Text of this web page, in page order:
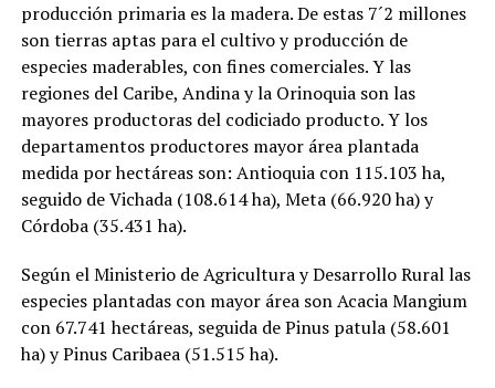
producción primaria es la madera. De estas 7´2 millones
son tierras aptas para el cultivo y producción de
especies maderables, con fines comerciales. Y las
regiones del Caribe, Andina y la Orinoquia son las
mayores productoras del codiciado producto. Y los
departamentos productores mayor área plantada
medida por hectáreas son: Antioquia con 115.103 ha,
seguido de Vichada (108.614 ha), Meta (66.920 ha) y
Córdoba (35.431 ha).
Según el Ministerio de Agricultura y Desarrollo Rural las
especies plantadas con mayor área son Acacia Mangium
con 67.741 hectáreas, seguida de Pinus patula (58.601
ha) y Pinus Caribaea (51.515 ha).